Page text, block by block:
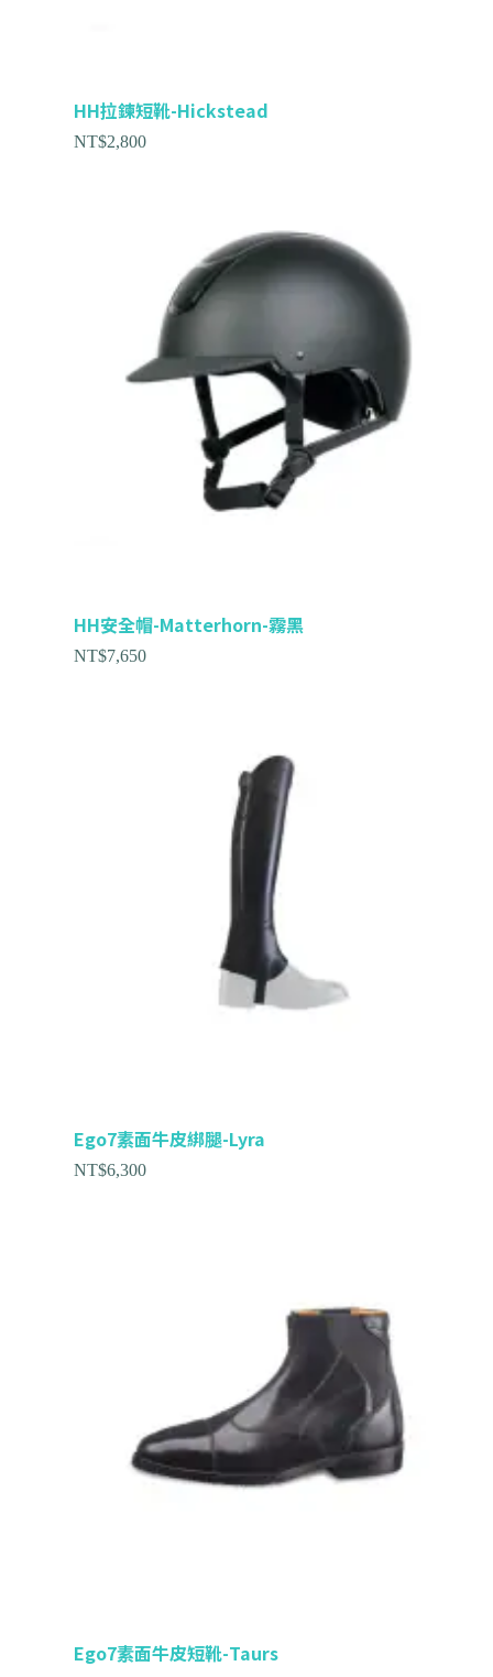
HH拉鍊短靴-Hickstead
NT$2,800
HH安全帽-Matterhorn-霧黑
NT$7,650
Ego7素面牛皮綁腿-Lyra
NT$6,300
Ego7素面牛皮短靴-Taurs